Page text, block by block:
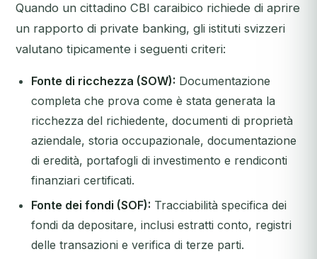
Quando un cittadino CBI caraibico richiede di aprire
un rapporto di private banking, gli istituti svizzeri
valutano tipicamente i seguenti criteri:
Fonte di ricchezza (SOW): Documentazione
completa che prova come è stata generata la
ricchezza del richiedente, documenti di proprietà
aziendale, storia occupazionale, documentazione
di eredità, portafogli di investimento e rendiconti
finanziari certificati.
Fonte dei fondi (SOF): Tracciabilità specifica dei
fondi da depositare, inclusi estratti conto, registri
delle transazioni e verifica di terze parti.